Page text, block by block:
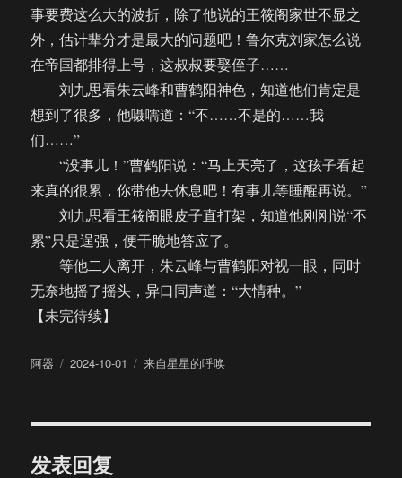
事要费这么大的波折，除了他说的王筱阁家世不显之
外，估计辈分才是最大的问题吧！鲁尔克刘家怎么说
在帝国都排得上号，这叔叔要娶侄子……
刘九思看朱云峰和曹鹤阳神色，知道他们肯定是
想到了很多，他嗫嚅道：“不……不是的……我
们……”
“没事儿！”曹鹤阳说：“马上天亮了，这孩子看起
来真的很累，你带他去休息吧！有事儿等睡醒再说。”
刘九思看王筱阁眼皮子直打架，知道他刚刚说“不
累”只是逞强，便干脆地答应了。
等他二人离开，朱云峰与曹鹤阳对视一眼，同时
无奈地摇了摇头，异口同声道：“大情种。”
【未完待续】
作
阿器
发
2024-10-01
分
来自星星的呼唤
发表回复